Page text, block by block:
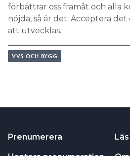
gått snett. Foto Jonas Eng
kabel,
in i en kanal på husets
förbättrar oss framåt och alla
nöjda, så är det. Acceptera det
att utvecklas.
VVS OCH BYGG
Prenumerera